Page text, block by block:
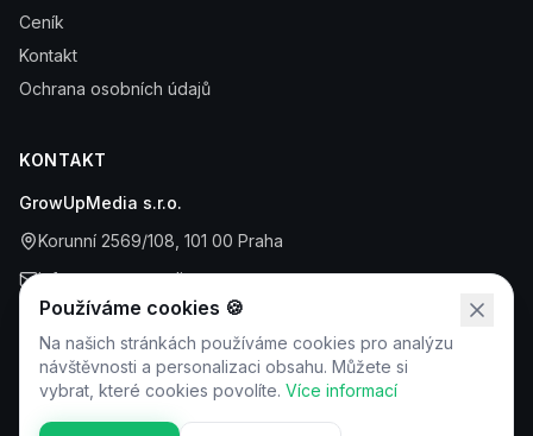
Ceník
Kontakt
Ochrana osobních údajů
KONTAKT
GrowUpMedia s.r.o.
Korunní 2569/108, 101 00 Praha
info@growupmedia.cz
+420 608 412 772
IČO: 21701148
Používáme cookies 🍪
Na našich stránkách používáme cookies pro analýzu
návštěvnosti a personalizaci obsahu. Můžete si
vybrat, které cookies povolíte. Více informací